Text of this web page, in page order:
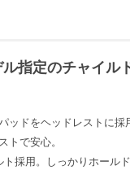
指定のチャイル
ッドをヘッドレストに採
トで安心。
採用。しっかりホール